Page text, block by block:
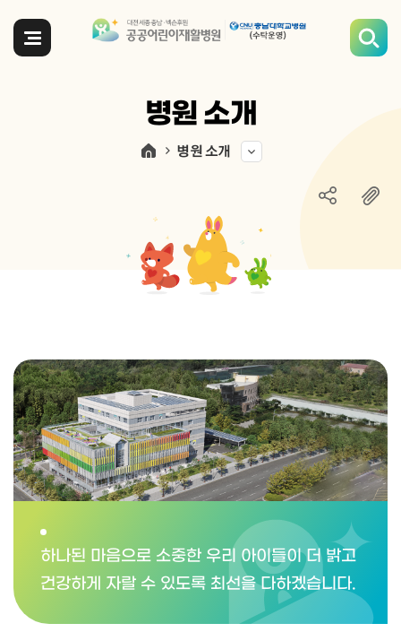
전체메뉴
병원 소개
병원 소개
하나된 마음으로 소중한 우리 아이들이 더 밝고
건강하게 자랄 수 있도록 최선을 다하겠습니다.